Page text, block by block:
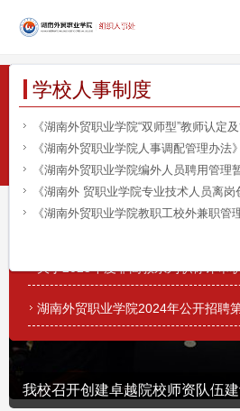
2025年度高教系列专业技术职务评
请假报告单
2025年度高教系列专技人员中级职
关于2025年度非高教系列职称评审
湖南外贸职业学院2024年公开招聘
部门工作
湖南外贸职业学院2024年公开招聘第一
我校举行2024年暑期辅导员培训
我校召开庆祝第40个教师节暨2024年秋
党委书记唐瑾宣讲党的二十届三中全会
我校会计学院党总支获“湖南省教育系统
通知公告
2025年度高教系列专业技术职务评审拟
2025年度高教系列专技人员中级职称评
湖南省技术能手校内推荐结果公示
关于2025年度非高教系列职称评审职数
2025年度省级骨干教师培养对象推荐遴
下载中心
请假报告单
湖南省事业单位工作人员年度考核相关表
关于加强疫情防控期间教职工出行管理
民主评议党员登记表
湖南外贸职业学院离校通知单
学院党校
我校举办2021年下学期党务干部培训班
中共湖南外贸职业学院党校举行“学党史
中共湖南外贸职业学院党校举行2021年
开学第一课——“七一”重要讲话精神进
百年党史“光影铸魂” ——培训中心支部
上级制度
关于 2020 年调整退休人员基本养老金
湖南省人力资源和社会保障厅 关于城镇
湖南省人民政府办公厅转发省人力资源
湖南省人力资源和社会保障厅 湖南省财
中共中央 国务院关于分类推进事业单位
学校人事制度
《湖南外贸职业学院“双师型”教师认定
《湖南外贸职业学院人事调配管理办法》
《湖南外贸职业学院编外人员聘用管理
《湖南外 贸职业学院专业技术人员离岗
《湖南外贸职业学院教职工校外兼职管
服务平台： 智慧校园平台
理平台|数字化校园|数字迎新系统|
据采集系统|图书期刊检索 |超星泛雅
统|青果教务管理
湖南外贸职业学院 ( Hunan
地 址:长沙市望城区丁字湾街道翻身垸
真:0731-